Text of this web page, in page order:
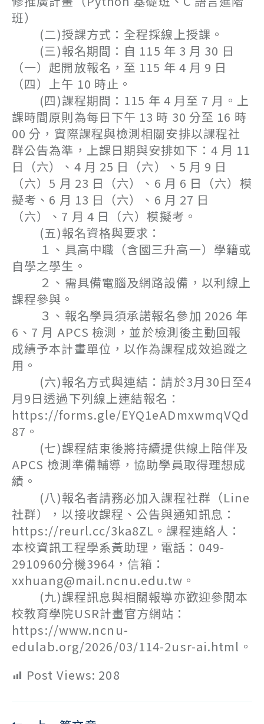
班）
(二)授課方式：全程採線上授課。
(三)報名期間：自 115 年 3 月 30 日
（一）起開放報名，至 115 年 4 月 9 日
（四）上午 10 時止。
(四)課程期間：115 年 4 月至 7 月。上
課時間原則為每日下午 13 時 30 分至 16 時
00 分，實際課程與檢測相關安排以課程社
群公告為準，上課日期與安排如下：4 月 11
日（六）、4 月 25 日（六）、5 月 9 日
（六）5 月 23 日（六）、6 月 6 日（六）模
擬考、6 月 13 日（六）、6 月 27 日
（六）、7 月 4 日（六）模擬考。
(五)報名資格與要求：
１、具高中職（含國三升高一）學籍或
自學之學生。
２、需具備電腦及網路設備，以利線上
課程參與。
３、報名學員須承諾報名參加 2026 年
6、7 月 APCS 檢測，並於檢測後主動回報
成績予本計畫單位，以作為課程成效追蹤之
用。
(六)報名方式與連結：請於3月30日至4
月9日透過下列線上連結報名：
https://forms.gle/EYQ1eADmxwmqVQd
87。
(七)課程結束後將持續提供線上陪伴及
APCS 檢測準備輔導，協助學員取得理想成
績。
(八)報名者請務必加入課程社群（Line
社群），以接收課程、公告與通知訊息：
https://reurl.cc/3ka8ZL。課程連絡人：
本校資訊工程學系黃助理，電話：049-
2910960分機3964，信箱：
xxhuang@mail.ncnu.edu.tw。
(九)課程訊息與相關報導亦歡迎參閱本
校教育學院USR計畫官方網站：
https://www.ncnu-
edulab.org/2026/03/114-2usr-ai.html。
Post Views: 208